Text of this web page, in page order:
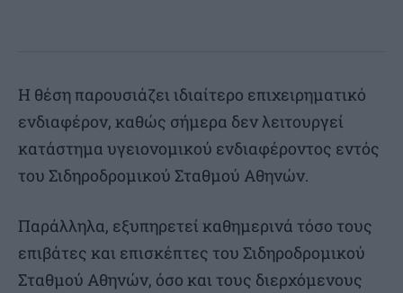
Η θέση παρουσιάζει ιδιαίτερο επιχειρηματικό
ενδιαφέρον, καθώς σήμερα δεν λειτουργεί
κατάστημα υγειονομικού ενδιαφέροντος εντός
του Σιδηροδρομικού Σταθμού Αθηνών.
Παράλληλα, εξυπηρετεί καθημερινά τόσο τους
επιβάτες και επισκέπτες του Σιδηροδρομικού
Σταθμού Αθηνών, όσο και τους διερχόμενους